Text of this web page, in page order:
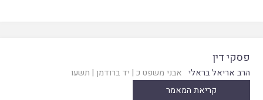
פסקי דין
הרב אריאל בראלי אבני משפט כ | יד ברודמן | תשעו
קריאת המאמר